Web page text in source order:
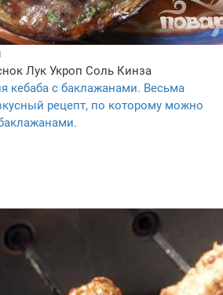
Лук Укроп Соль Кинза
кебаба с баклажанами. Весьма
рецепт, по которому можно